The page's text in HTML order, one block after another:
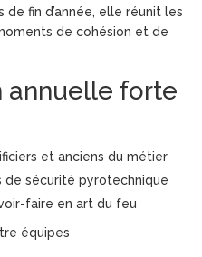
fin d’année, elle réunit les
de cohésion et de
annuelle forte
et anciens du métier
de sécurité pyrotechnique
faire en art du feu
équipes